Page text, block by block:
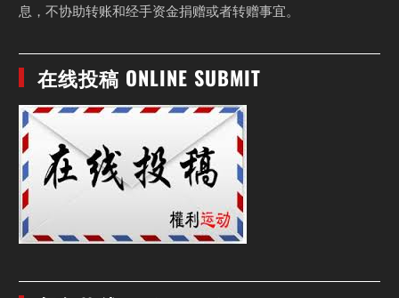
息，不协助转账和经手资金捐赠或者转赠事宜。
在线投稿 ONLINE SUBMIT